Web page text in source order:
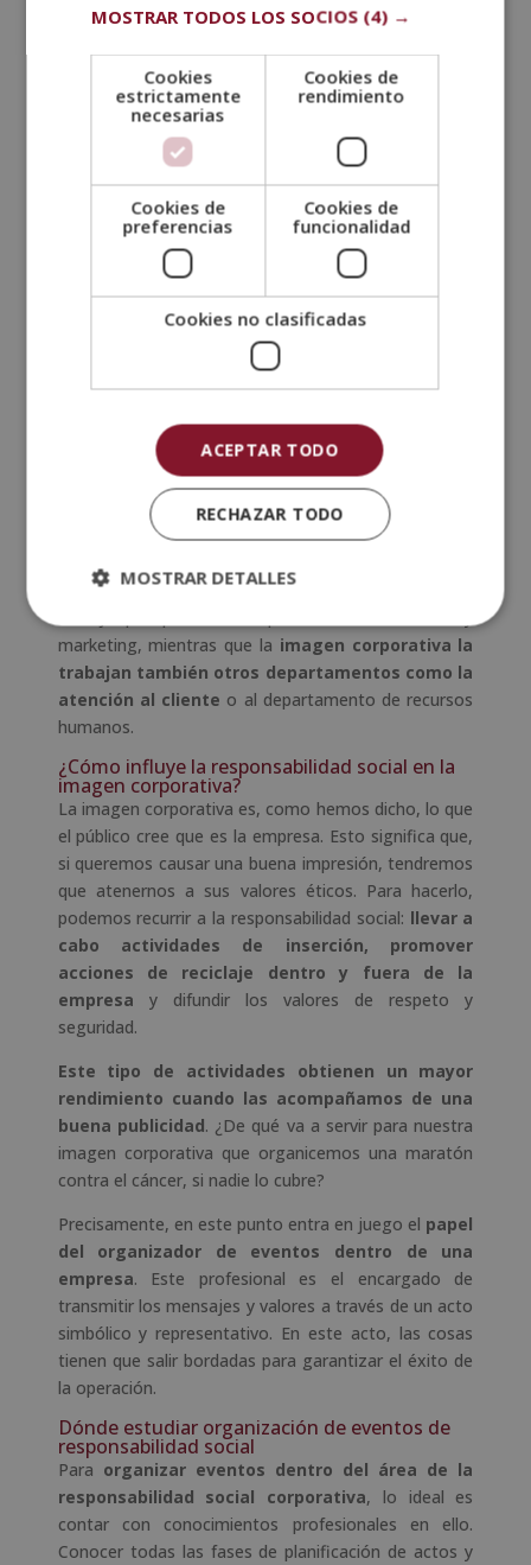
valores que se quiere promover. Cuando se hayan
definido las normas y la cultura que queremos
promover, es importante que se trabaje para ser
coherente con la misma y adaptar nuestro
comportamiento a lo establecido.
¿Qué es la identidad e imagen corporativa?
En la misma línea que con la cultura corporativa, la
identidad corporativa
se relaciona con los
aspectos culturales y organizacionales importantes
de esta empresa. Es un aspecto fundamental para
todas las empresas porquerepresenta lo que una
. Hablamos de logos, colores,
relacionada con el público y sus
creencias sobre la
, mientras que la identidad se centra más en
los elementos visuales y de publicidad de la empresa.
Así, aunque ambos conceptos resulten muy
parecidos, el trato que les daremos será diferente.
De hecho, la identidad corporativa debe tener un
marketing, mientras que la imagen corporativa la
trabajan también otros departamentos como la
atención al cliente o al departamento de recursos
humanos.
¿Cómo influye la responsabilidad social en la
imagen corporativa?
La imagen corporativa es, como hemos dicho, lo que
el público cree que es la empresa. Esto significa que,
si queremos causar una buena impresión, tendremos
que atenernos a sus valores éticos. Para hacerlo,
podemos recurrir a la responsabilidad social: llevar a
cabo actividades de inserción, promover
acciones de reciclaje dentro y fuera de la
empresa y difundir los valores de respeto y
seguridad.
Este tipo de actividades obtienen un mayor
rendimiento cuando las acompañamos de una
buena publicidad. ¿De qué va a servir para nuestra
imagen corporativa que organicemos una maratón
contra el cáncer, si nadie lo cubre?
Precisamente, en este punto entra en juego el papel
del organizador de eventos dentro de una
empresa. Este profesional es el encargado de
transmitir los mensajes y valores a través de un acto
simbólico y representativo. En este acto, las cosas
tienen que salir bordadas para garantizar el éxito de
la operación.
Dónde estudiar organización de eventos de
responsabilidad social
Para organizar eventos dentro del área de la
responsabilidad social corporativa, lo ideal es
contar con conocimientos profesionales en ello.
Conocer todas las fases de planificación de actos y
MOSTRAR TODOS LOS SOCIOS (4) →
Cookies
estrictamente
necesarias
Cookies de
rendimiento
Cookies de
preferencias
Cookies de
funcionalidad
Cookies no clasificadas
ACEPTAR TODO
RECHAZAR TODO
MOSTRAR DETALLES